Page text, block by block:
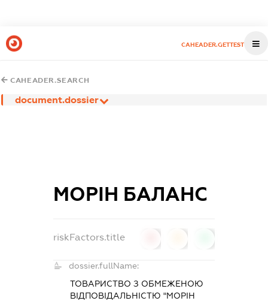
CAHEADER.GETTEST
CAHEADER.SEARCH
document.dossier
МОРІН БАЛАНС
riskFactors.title
dossier.fullName:
ТОВАРИСТВО З ОБМЕЖЕНОЮ
ВІДПОВІДАЛЬНІСТЮ "МОРІН